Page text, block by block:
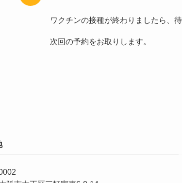
ワクチンの接種が終わりましたら、
次回の予約をお取りします。